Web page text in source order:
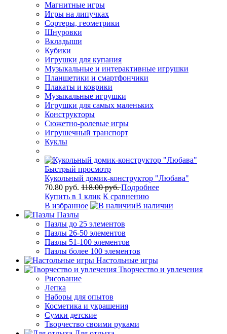
Магнитные игры
Игры на липучках
Сортеры, геометрики
Шнуровки
Вкладыши
Кубики
Игрушки для купания
Музыкальные и интерактивные игрушки
Планшетики и смартфончики
Плакаты и коврики
Музыкальные игрушки
Игрушки для самых маленьких
Конструкторы
Сюжетно-ролевые игры
Игрушечный транспорт
Куклы
Быстрый просмотр
Кукольный домик-конструктор "Любава"
70.80 руб. 118.00 руб.Подробнее
Купить в 1 клик К сравнению
В избранное
В наличии
Пазлы
Пазлы до 25 элементов
Пазлы 26-50 элементов
Пазлы 51-100 элементов
Пазлы более 100 элементов
Настольные игры
Творчество и увлечения
Рисование
Лепка
Наборы для опытов
Косметика и украшения
Сумки детские
Творчество своими руками